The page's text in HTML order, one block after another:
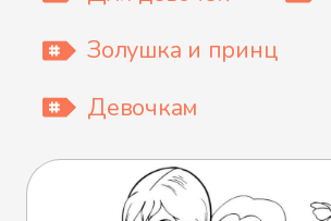
Золушка и принц
Девочкам